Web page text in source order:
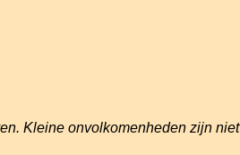
Kleine onvolkomenheden zijn niet